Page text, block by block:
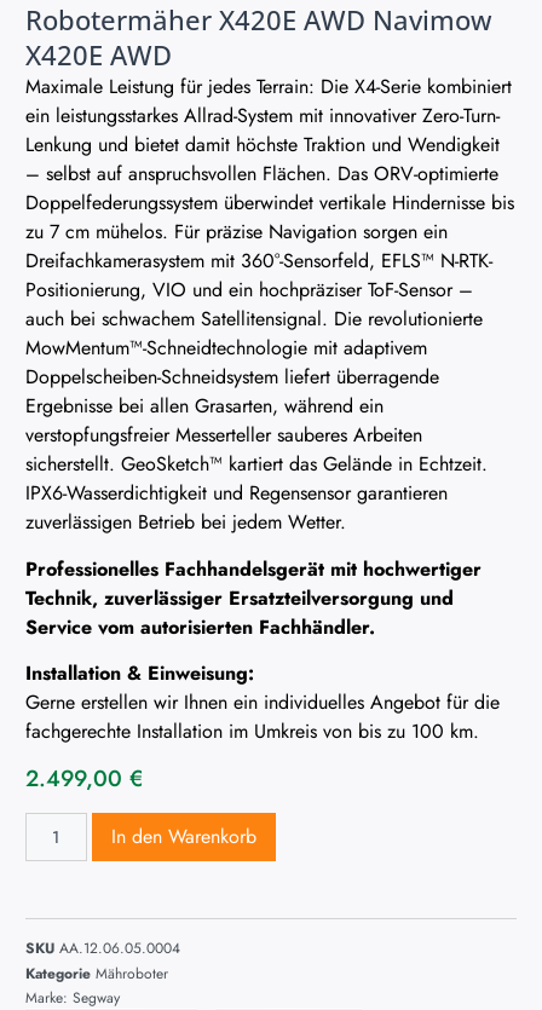
Robotermäher X420E AWD Navimow
X420E AWD
Maximale Leistung für jedes Terrain: Die X4-Serie kombiniert
ein leistungsstarkes Allrad-System mit innovativer Zero-Turn-
Lenkung und bietet damit höchste Traktion und Wendigkeit
– selbst auf anspruchsvollen Flächen. Das ORV-optimierte
Doppelfederungssystem überwindet vertikale Hindernisse bis
zu 7 cm mühelos. Für präzise Navigation sorgen ein
Dreifachkamerasystem mit 360°-Sensorfeld, EFLS™ N-RTK-
Positionierung, VIO und ein hochpräziser ToF-Sensor –
auch bei schwachem Satellitensignal. Die revolutionierte
MowMentum™-Schneidtechnologie mit adaptivem
Doppelscheiben-Schneidsystem liefert überragende
Ergebnisse bei allen Grasarten, während ein
verstopfungsfreier Messerteller sauberes Arbeiten
sicherstellt. GeoSketch™ kartiert das Gelände in Echtzeit.
IPX6-Wasserdichtigkeit und Regensensor garantieren
zuverlässigen Betrieb bei jedem Wetter.
Professionelles Fachhandelsgerät mit hochwertiger
Technik, zuverlässiger Ersatzteilversorgung und
Service vom autorisierten Fachhändler.
Installation & Einweisung:
Gerne erstellen wir Ihnen ein individuelles Angebot für die
fachgerechte Installation im Umkreis von bis zu 100 km.
2.499,00 €
In den Warenkorb
SKU AA.12.06.05.0004
Kategorie Mähroboter
Marke: Segway